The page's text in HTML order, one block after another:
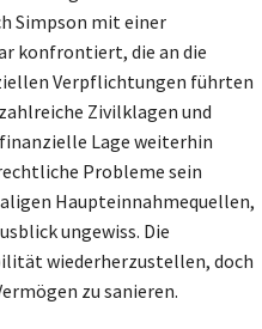
Simpson mit einer
konfrontiert, die an die
Verpflichtungen führten
Zivilklagen und
Lage weiterhin
Probleme sein
Haupteinnahmequellen,
ungewiss. Die
wiederherzustellen, doch
zu sanieren.